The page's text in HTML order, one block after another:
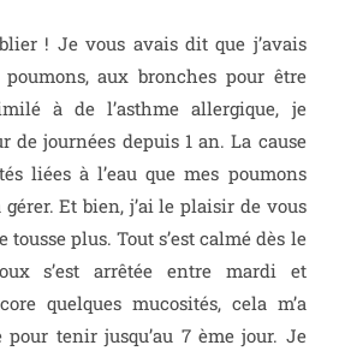
! Je vous avais dit que j’avais
aux bronches pour être
à de l’asthme allergique, je
de journées depuis 1 an. La cause
liées à l’eau que mes poumons
Et bien, j’ai le plaisir de vous
tousse plus. Tout s’est calmé dès le
s’est arrêtée entre mardi et
quelques mucosités, cela m’a
pour tenir jusqu’au 7 ème jour. Je